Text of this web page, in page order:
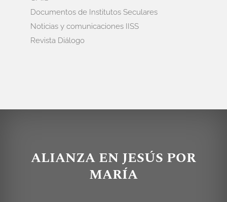
Documentos de Institutos Seculares
Noticias y comunicaciones IISS
Revista Diálogo
ALIANZA EN JESÚS POR
MARÍA